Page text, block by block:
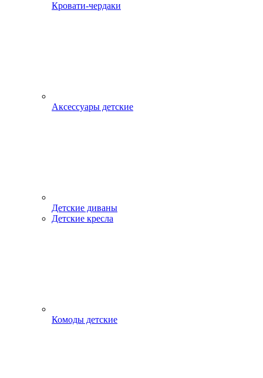
Кровати-чердаки
Аксессуары детские
Детские диваны
Детские кресла
Комоды детские